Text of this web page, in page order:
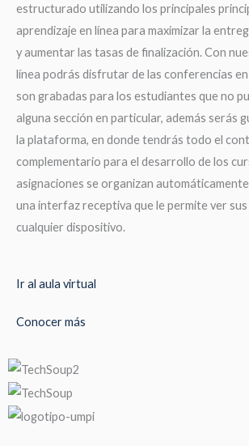
estructurado utilizando los principales
aprendizaje en línea para maximizar la
y aumentar las tasas de finalización. Con
línea podrás disfrutar de las conferencias
son grabadas para los estudiantes que no
alguna sección en particular, además serás
la plataforma, en donde tendrás todo el
complementario para el desarrollo de los
asignaciones se organizan
una interfaz receptiva que le permite ver sus
cualquier dispositivo.
Ir al aula virtual
Conocer más